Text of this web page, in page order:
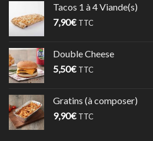
Tacos 1 à 4 Viande(s)
7,90€ TTC
Double Cheese
5,50€ TTC
Gratins (à composer)
9,90€ TTC